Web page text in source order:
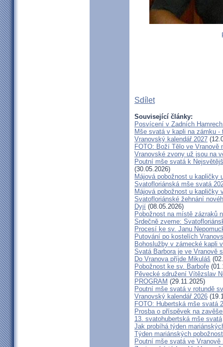
Sdílet
Související články:
Posvícení v Zadních
Mše svatá v kapli na zámku -
Vranovský kalendář 2027
FOTO: Boží Tělo ve Vranově
Vranovské zvony už jsou na
Poutní mše svatá k
(30.05.2026)
Májová pobožnost u kapličky
Svatofloriánská mše svatá
Májová pobožnost u kapličky
Svatofloriánské žehnání
Dyjí (08.05.2026)
Pobožnost na místě zázraků
Srdečně zveme:
Procesí ke sv. Janu
Putování po kostelích
Bohoslužby v zámecké kapli
Svatá Barbora je ve Vranově
Do Vranova příjde Mikuláš
Pobožnost ke sv. Barboře
Pěvecké sdružení Vítězslav
PROGRAM (29.11.2025)
Poutní mše svatá v rotundě
Vranovský kalendář 2026
FOTO: Hubertská mše svatá
Prosba o příspěvek na
13. svatohubertská mše svatá
Jak probíhá týden
Týden mariánských
Poutní mše svatá ve Vranově